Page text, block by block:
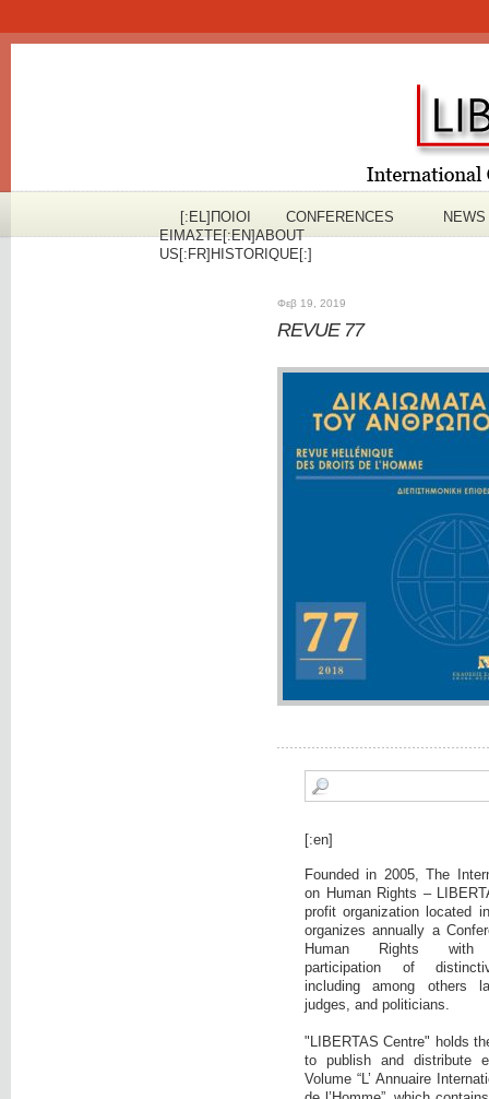
[:EL]ΠOΙΟΙ
ΕΙΜΑΣΤΕ[:EN]ABOUT
US[:FR]HISTORIQUE[:]
CONFERENCES NEWS
Φεβ 19, 2019
REVUE 77
[:en]
Founded in 2005, The
on Human Rights –
profit organization located
organizes annually a
Human Rights with
participation of
including among others
judges, and politicians.
"LIBERTAS Centre" holds
to publish and distribute
Volume “L’ Annuaire